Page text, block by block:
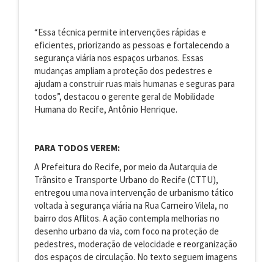
“Essa técnica permite intervenções rápidas e
eficientes, priorizando as pessoas e fortalecendo a
segurança viária nos espaços urbanos. Essas
mudanças ampliam a proteção dos pedestres e
ajudam a construir ruas mais humanas e seguras para
todos”, destacou o gerente geral de Mobilidade
Humana do Recife, Antônio Henrique.
PARA TODOS VEREM:
A Prefeitura do Recife, por meio da Autarquia de
Trânsito e Transporte Urbano do Recife (CTTU),
entregou uma nova intervenção de urbanismo tático
voltada à segurança viária na Rua Carneiro Vilela, no
bairro dos Aflitos. A ação contempla melhorias no
desenho urbano da via, com foco na proteção de
pedestres, moderação de velocidade e reorganização
dos espaços de circulação. No texto seguem imagens